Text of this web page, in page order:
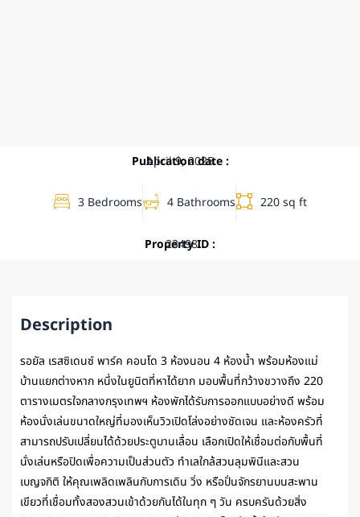
Publication date :
April 9, 2025
3 Bedrooms 4 Bathrooms 220 sq ft
Property ID :
23498
Description
รอยัล เรสซิเดนซ์ พาร์ค คอนโด 3 ห้องนอน 4 ห้องน้ำ พร้อมห้องแม่
บ้านแยกต่างหาก หนึ่งในยูนิตที่หาได้ยาก มอบพื้นที่กว้างขวางถึง 220
ตารางเมตรใจกลางกรุงเทพฯ ห้องพักได้รับการออกแบบอย่างดี พร้อม
ห้องนั่งเล่นขนาดใหญ่ที่มองเห็นวิวเปิดโล่งอย่างชัดเจน และห้องครัวที่
สามารถปรับเปลี่ยนได้ด้วยประตูบานเลื่อน เลือกเปิดให้เชื่อมต่อกับพื้นที่
นั่งเล่นหรือปิดเพื่อความเป็นส่วนตัว ทำเลใกล้สวนลุมพินีและสวน
เบญจกิติ ให้คุณเพลิดเพลินกับการเดิน วิ่ง หรือปั่นจักรยานบนสะพาน
เขียวที่เชื่อมทั้งสองสวนเข้าด้วยกันได้ในทุก ๆ วัน ครบครันด้วยสิ่ง